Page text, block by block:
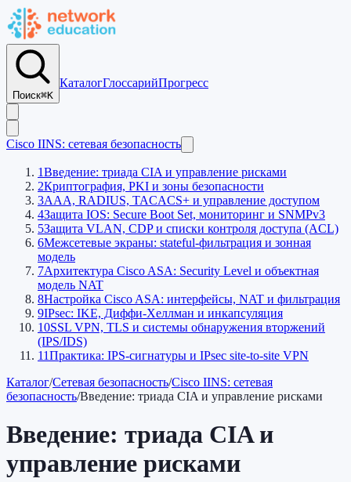
Поиск⌘K
КаталогГлоссарийПрогресс
Cisco IINS: сетевая безопасность
1Введение: триада CIA и управление рисками
2Криптография, PKI и зоны безопасности
3AAA, RADIUS, TACACS+ и управление доступом
4Защита IOS: Secure Boot Set, мониторинг и SNMPv3
5Защита VLAN, CDP и списки контроля доступа (ACL)
6Межсетевые экраны: stateful-фильтрация и зонная
модель
7Архитектура Cisco ASA: Security Level и объектная
модель NAT
8Настройка Cisco ASA: интерфейсы, NAT и фильтрация
9IPsec: IKE, Диффи-Хеллман и инкапсуляция
10SSL VPN, TLS и системы обнаружения вторжений
(IPS/IDS)
11Практика: IPS-сигнатуры и IPsec site-to-site VPN
Каталог/Сетевая безопасность/Cisco IINS: сетевая
безопасность/Введение: триада CIA и управление рисками
Введение: триада CIA и
управление рисками